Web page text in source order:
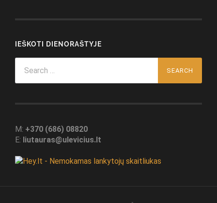
IEŠKOTI DIENORAŠTYJE
for:
M: +370 (686) 08820
E: liutauras@ulevicius.lt